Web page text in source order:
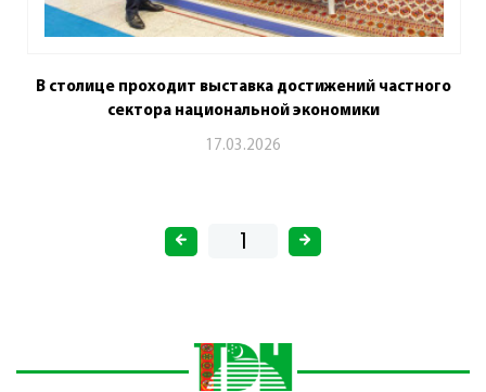
В столице проходит выставка достижений частного
сектора национальной экономики
17.03.2026